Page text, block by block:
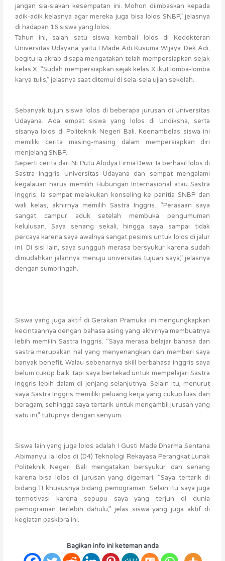
jangan sia-siakan kesempatan ini. Mohon diimbaskan kepada
adik-adik kelasnya agar mereka juga bisa lolos SNBP,” jelasnya
di hadapan 16 siswa yang lolos.
Tahun ini, salah satu siswa kembali lolos di Kedokteran
Universitas Udayana, yaitu I Made Adi Kusuma Wijaya. Dek Adi,
begitu ia akrab disapa mengatakan telah mempersiapkan sejak
kelas X. “Sudah mempersiapkan sejak kelas X ikut lomba-lomba
karya tulis,” jelasnya saat ditemui di sela-sela ujian sekolah.
Sebanyak tujuh siswa lolos di beberapa jurusan di Universitas
Udayana. Ada empat siswa yang lolos di Undiksha, serta
sisanya lolos di Politeknik Negeri Bali. Keenambelas siswa ini
memiliki cerita masing-masing dalam mempersiapkan diri
menjelang SNBP.
Seperti cerita dari Ni Putu Alodya Firnia Dewi. Ia berhasil lolos di
Sastra Inggris Universitas Udayana dan sempat mengalami
kegalauan harus memilih Hubungan Internasional atau Sastra
Inggris. Ia sempat melakukan konseling ke panitia SNBP dan
wali kelas, akhirnya memilih Sastra Inggris. “Perasaan saya
sangat campur aduk setelah membuka pengumuman
kelulusan. Saya senang sekali, hingga saya sampai tidak
percaya karena saya awalnya sangat pesimis untuk lolos di jalur
ini. Di sisi lain, saya sungguh merasa bersyukur karena sudah
dimudahkan jalannya menuju universitas tujuan saya,” jelasnya
dengan sumbringah.
Siswa yang juga aktif di Gerakan Pramuka ini mengungkapkan
kecintaannya dengan bahasa asing yang akhirnya membuatnya
lebih memilih Sastra Inggris. “Saya merasa belajar bahasa dan
sastra merupakan hal yang menyenangkan dan memberi saya
banyak benefit. Walau sebenarnya skill berbahasa inggris saya
belum cukup baik, tapi saya bertekad untuk mempelajari Sastra
Inggris lebih dalam di jenjang selanjutnya. Selain itu, menurut
saya Sastra Inggris memiliki peluang kerja yang cukup luas dan
beragam, sehingga saya tertarik untuk mengambil jurusan yang
satu ini,” tutupnya dengan senyum.
Siswa lain yang juga lolos adalah I Gusti Made Dharma Sentana
Abimanyu. Ia lolos di (D4) Teknologi Rekayasa Perangkat Lunak
Politeknik Negeri Bali mengatakan bersyukur dan senang
karena bisa lolos di jurusan yang digemari. “Saya tertarik di
bidang TI khususnya bidang pemograman. Selain itu saya juga
termotivasi karena sepupu saya yang terjun di dunia
pemograman terlebih dahulu,” jelas siswa yang juga aktif di
kegiatan paskibra ini.
Bagikan info ini keteman anda